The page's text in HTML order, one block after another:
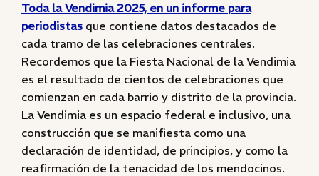
Toda la Vendimia 2025, en un informe para
periodistas que contiene datos destacados de
cada tramo de las celebraciones centrales.
Recordemos que la Fiesta Nacional de la Vendimia
es el resultado de cientos de celebraciones que
comienzan en cada barrio y distrito de la provincia.
La Vendimia es un espacio federal e inclusivo, una
construcción que se manifiesta como una
declaración de identidad, de principios, y como la
reafirmación de la tenacidad de los mendocinos.